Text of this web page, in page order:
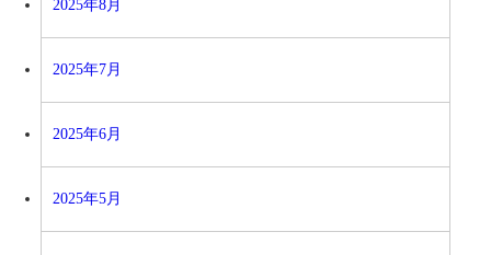
2025年8月
2025年7月
2025年6月
2025年5月